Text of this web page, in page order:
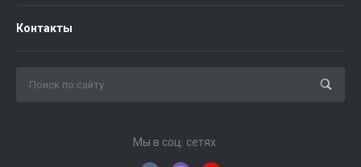
Контакты
Мы в соц. сетях